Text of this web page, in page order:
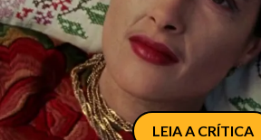
LEIA A CRÍTICA